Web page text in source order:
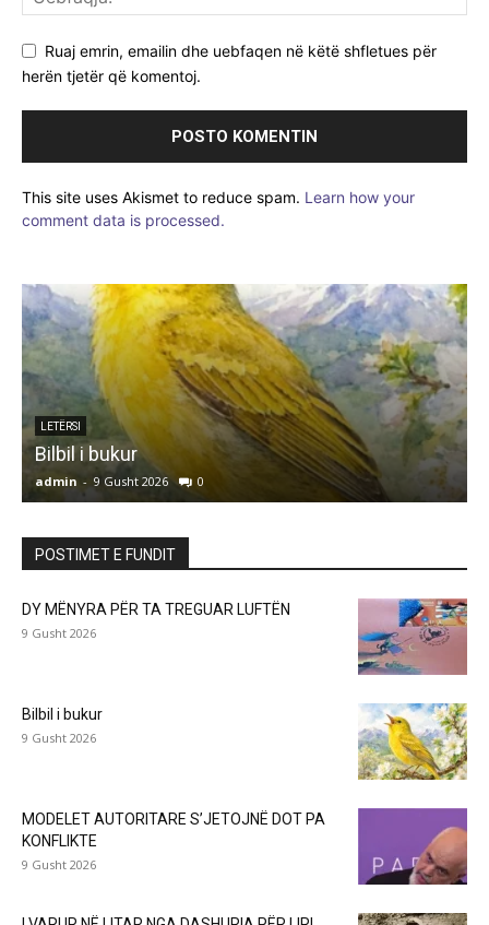
Ruaj emrin, emailin dhe uebfaqen në këtë shfletues për
herën tjetër që komentoj.
This site uses Akismet to reduce spam. Learn how your
comment data is processed.
LETËRSI
Bilbil i bukur
admin - 9 Gusht 2026 0
POSTIMET E FUNDIT
DY MËNYRA PËR TA TREGUAR LUFTËN
9 Gusht 2026
Bilbil i bukur
9 Gusht 2026
MODELET AUTORITARE S’JETOJNË DOT PA
KONFLIKTE
9 Gusht 2026